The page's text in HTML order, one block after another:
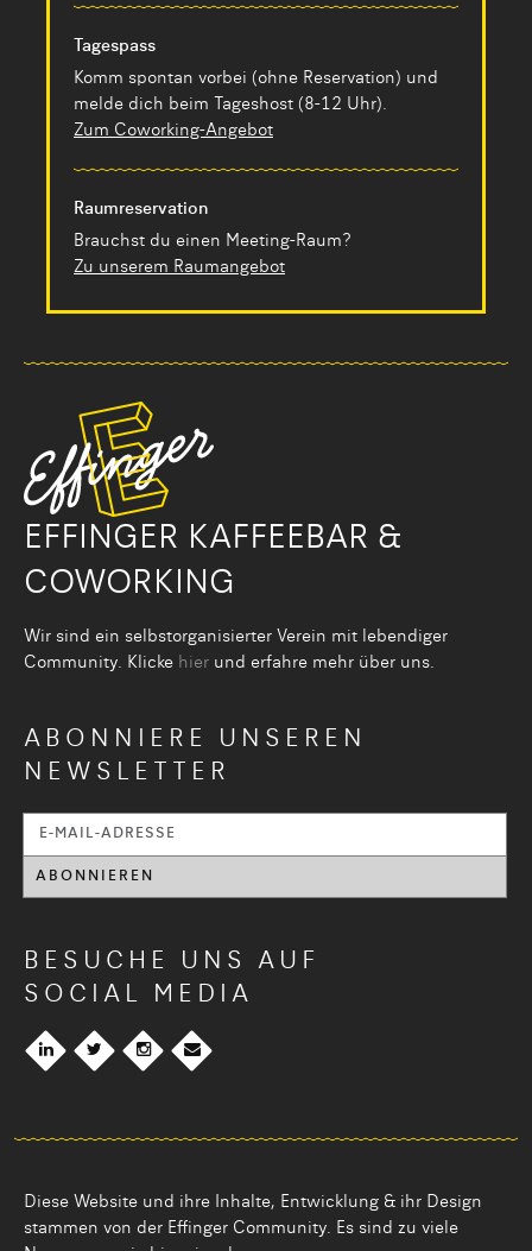
EFFINGER KAFFEEBAR &
COWORKING
Wir sind ein selbstorganisier­ter Verein mit lebendiger
Community. Klicke hier und erfahre mehr über uns.
ABONNIERE UNSEREN
NEWSLETTER
BESUCHE UNS AUF
SOCIAL MEDIA
Tagespass
Komm spontan vorbei (ohne Reservation) und
melde dich beim Tageshost (8-12 Uhr).
Zum Coworking-Angebot
Raumreservation
Brauchst du einen Meeting-Raum?
Zu unserem Raumangebot
Diese Website und ihre Inhalte, Entwicklung & ihr Design
stammen von der Effinger Community. Es sind zu viele